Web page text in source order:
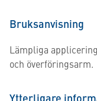
Bruksanvisning
Lämpliga
och överföringsarm.
Ytterligare